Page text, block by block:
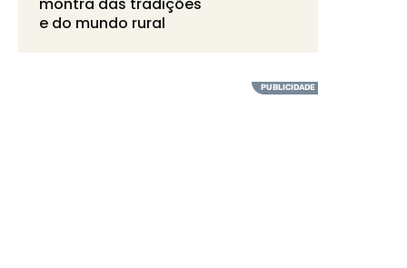
montra das tradições
e do mundo rural